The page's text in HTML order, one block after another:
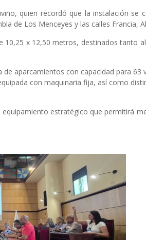
quien recordó que la instalación se
de Los Menceyes y las calles Francia,
x 12,50 metros, destinados tanto
aparcamientos con capacidad para 63
con maquinaria fija, así como
estratégico que permitirá